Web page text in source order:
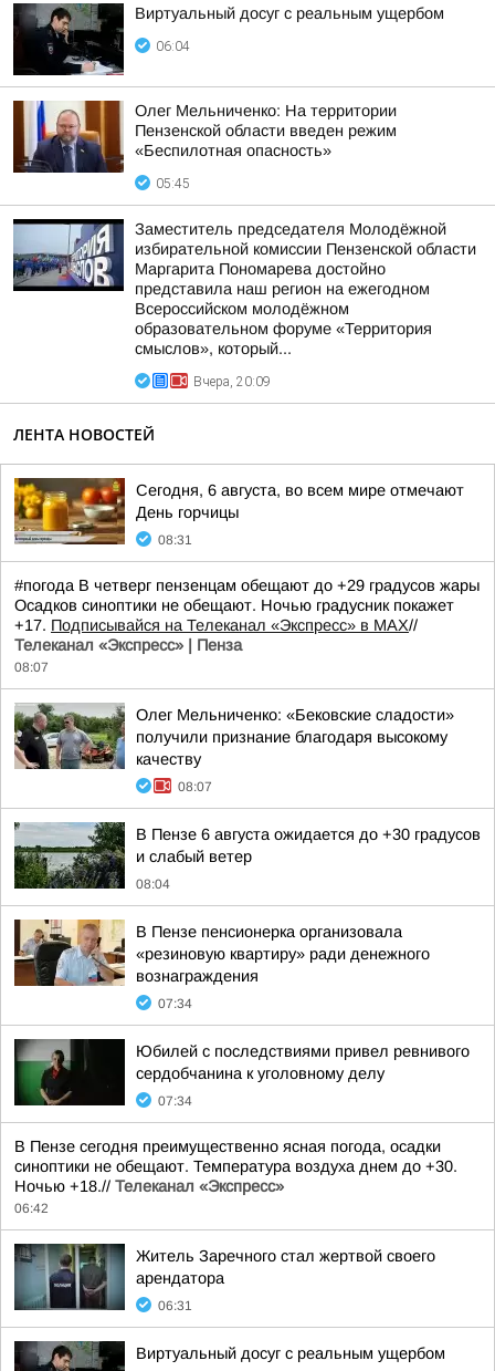
Виртуальный досуг с реальным ущербом
06:04
Олег Мельниченко: На территории
Пензенской области введен режим
«Беспилотная опасность»
05:45
Заместитель председателя Молодёжной
избирательной комиссии Пензенской области
Маргарита Пономарева достойно
представила наш регион на ежегодном
Всероссийском молодёжном
образовательном форуме «Территория
смыслов», который...
Вчера, 20:09
ЛЕНТА НОВОСТЕЙ
Сегодня, 6 августа, во всем мире отмечают
День горчицы
08:31
#погода В четверг пензенцам обещают до +29 градусов жары
Осадков синоптики не обещают. Ночью градусник покажет
+17. Подписывайся на Телеканал «Экспресс» в MAX//
Телеканал «Экспресс» | Пенза
08:07
Олег Мельниченко: «Бековские сладости»
получили признание благодаря высокому
качеству
08:07
В Пензе 6 августа ожидается до +30 градусов
и слабый ветер
08:04
В Пензе пенсионерка организовала
«резиновую квартиру» ради денежного
вознаграждения
07:34
Юбилей с последствиями привел ревнивого
сердобчанина к уголовному делу
07:34
В Пензе сегодня преимущественно ясная погода, осадки
синоптики не обещают. Температура воздуха днем до +30.
Ночью +18.// Телеканал «Экспресс»
06:42
Житель Заречного стал жертвой своего
арендатора
06:31
Виртуальный досуг с реальным ущербом